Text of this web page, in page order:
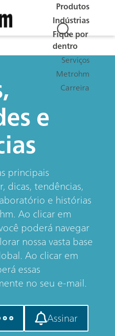
Produtos
Indústrias
Fique por
dentro
Serviços
Metrohm
Carreira
e
principais
dicas, tendências,
e histórias
Ao clicar em
poderá navegar
nossa vasta base
Ao clicar em
essas
no seu e-mail.
Assinar